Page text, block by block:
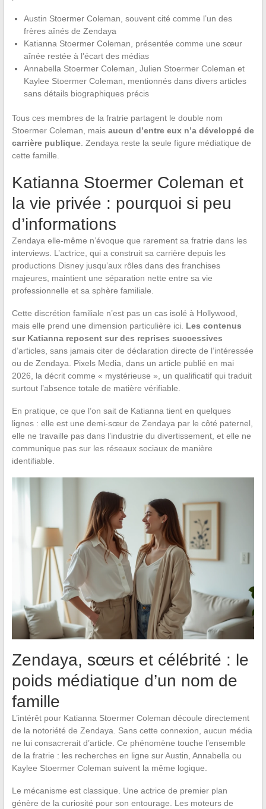
Austin Stoermer Coleman, souvent cité comme l’un des
frères aînés de Zendaya
Katianna Stoermer Coleman, présentée comme une sœur
aînée restée à l’écart des médias
Annabella Stoermer Coleman, Julien Stoermer Coleman et
Kaylee Stoermer Coleman, mentionnés dans divers articles
sans détails biographiques précis
Tous ces membres de la fratrie partagent le double nom
Stoermer Coleman, mais aucun d’entre eux n’a développé de
carrière publique. Zendaya reste la seule figure médiatique de
cette famille.
Katianna Stoermer Coleman et
la vie privée : pourquoi si peu
d’informations
Zendaya elle-même n’évoque que rarement sa fratrie dans les
interviews. L’actrice, qui a construit sa carrière depuis les
productions Disney jusqu’aux rôles dans des franchises
majeures, maintient une séparation nette entre sa vie
professionnelle et sa sphère familiale.
Cette discrétion familiale n’est pas un cas isolé à Hollywood,
mais elle prend une dimension particulière ici. Les contenus
sur Katianna reposent sur des reprises successives
d’articles, sans jamais citer de déclaration directe de l’intéressée
ou de Zendaya. Pixels Media, dans un article publié en mai
2026, la décrit comme « mystérieuse », un qualificatif qui traduit
surtout l’absence totale de matière vérifiable.
En pratique, ce que l’on sait de Katianna tient en quelques
lignes : elle est une demi-sœur de Zendaya par le côté paternel,
elle ne travaille pas dans l’industrie du divertissement, et elle ne
communique pas sur les réseaux sociaux de manière
identifiable.
Zendaya, sœurs et célébrité : le
poids médiatique d’un nom de
famille
L’intérêt pour Katianna Stoermer Coleman découle directement
de la notoriété de Zendaya. Sans cette connexion, aucun média
ne lui consacrerait d’article. Ce phénomène touche l’ensemble
de la fratrie : les recherches en ligne sur Austin, Annabella ou
Kaylee Stoermer Coleman suivent la même logique.
Le mécanisme est classique. Une actrice de premier plan
génère de la curiosité pour son entourage. Les moteurs de